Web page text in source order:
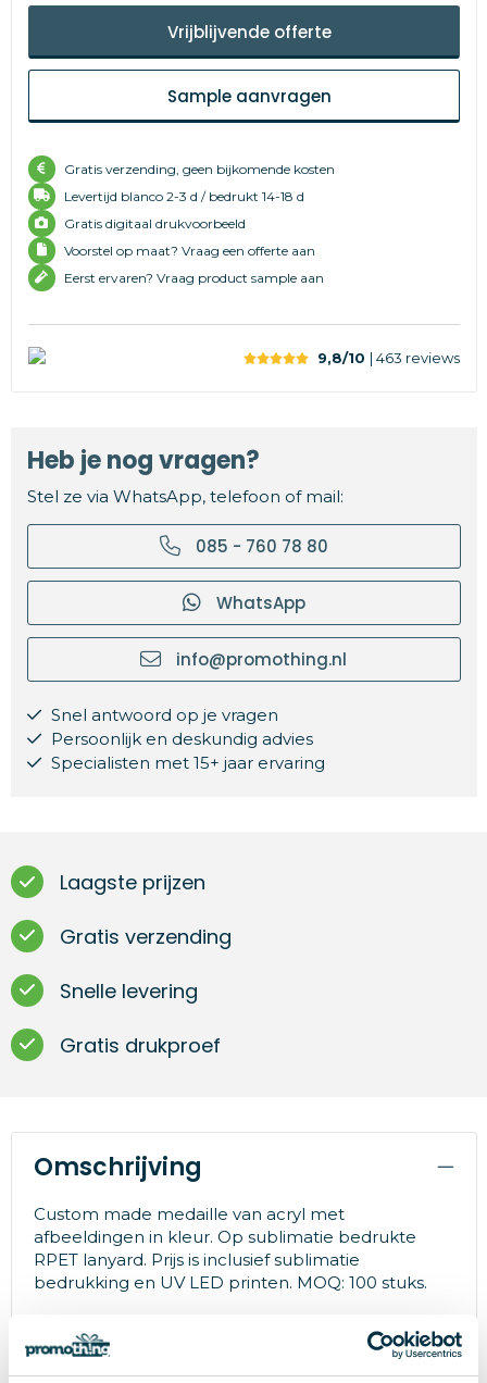
Vrijblijvende offerte
Sample aanvragen
Gratis verzending, geen bijkomende kosten
Levertijd blanco 2-3 d / bedrukt 14-18 d
Gratis digitaal drukvoorbeeld
Voorstel op maat? Vraag een offerte aan
Eerst ervaren? Vraag product sample aan
9,8/10 | 463 reviews
Heb je nog vragen?
Stel ze via WhatsApp, telefoon of mail:
085 - 760 78 80
WhatsApp
info@promothing.nl
Snel antwoord op je vragen
Persoonlijk en deskundig advies
Specialisten met 15+ jaar ervaring
Laagste prijzen
Gratis verzending
Snelle levering
Gratis drukproef
Omschrijving
Custom made medaille van acryl met
afbeeldingen in kleur. Op sublimatie bedrukte
RPET lanyard. Prijs is inclusief sublimatie
bedrukking en UV LED printen. MOQ: 100 stuks.